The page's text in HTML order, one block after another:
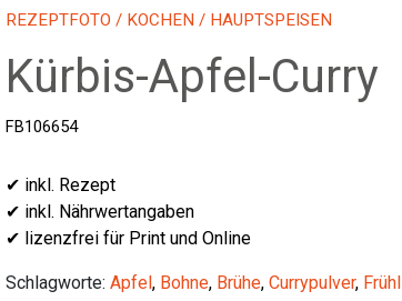
REZEPTFOTO / KOCHEN / HAUPTSPEISEN
Kürbis-Apfel-Curry
FB106654
✔ inkl. Rezept
✔ inkl. Nährwertangaben
✔ lizenzfrei für Print und Online
Schlagworte: Apfel , Bohne, Brühe, Currypulver,